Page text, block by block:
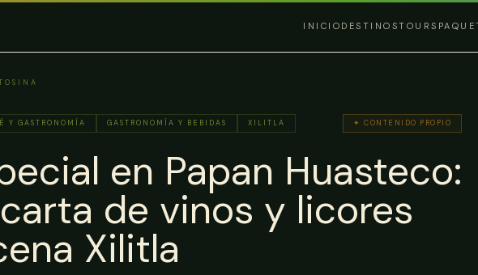
INICIO DESTINOSTOURS
Y GASTRONOMÍA GASTRONOMÍA Y BEBIDAS XILITLA ✦ CONTENIDO PROPIO
en Papan Huasteco:
de vinos y licores
Xilitla